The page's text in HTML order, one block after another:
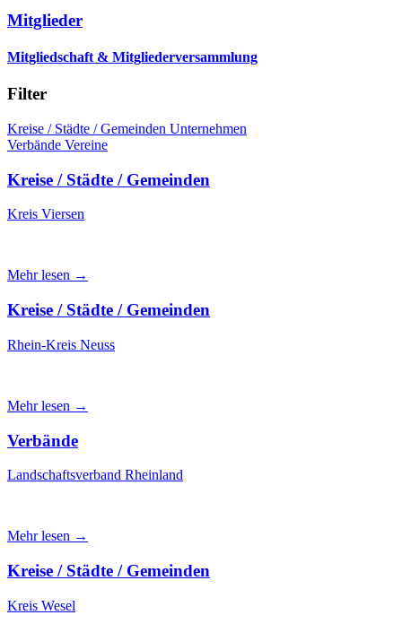
Mitglieder
Mitgliedschaft & Mitgliederversammlung
Filter
Kreise / Städte / Gemeinden Unternehmen
Verbände Vereine
Kreise / Städte / Gemeinden
Kreis Viersen
Mehr lesen →
Kreise / Städte / Gemeinden
Rhein-Kreis Neuss
Mehr lesen →
Verbände
Landschaftsverband Rheinland
Mehr lesen →
Kreise / Städte / Gemeinden
Kreis Wesel